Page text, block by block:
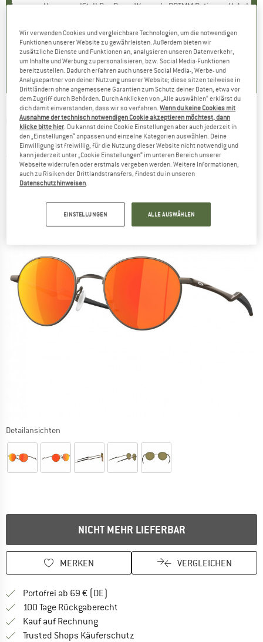
T-Shirt
)
Artikel
HarnosandSt. II Dry Bag
5,0(2)
Artikel
Women's PRTMM Patio Triangle
4,9(23)
Artikel
HeladagenSt.
OAKLEY -Terrigal Prizm Polarized S3 (VLT
17%) - Sonnenbrille
(0)
Detailansichten
NICHT MEHR LIEFERBAR
MERKEN VERGLEICHEN
Portofrei ab 69 € (DE)
100 Tage Rückgaberecht
Kauf auf RechnungFinde die Zahlungs-Infos hier! Öffnet
Trusted Shops Käuferschutz
Wir verwenden Cookies und vergleichbare Technologien, um die notwendigen
Funktionen unserer Website zu gewährleisten. Außerdem bieten wir
zusätzliche Dienste und Funktionen an, analysieren unseren Datenverkehr,
um Inhalte und Werbung zu personalisieren, bzw. Social Media-Funktionen
bereitzustellen. Dadurch erfahren auch unsere Social Media-, Werbe- und
Analysepartner von deiner Nutzung unserer Website; diese sitzen teilweise in
Drittländern ohne angemessene Garantien zum Schutz deiner Daten, etwa vor
dem Zugriff durch Behörden. Durch Anklicken von „Alle auswählen“ erklärst du
dich damit einverstanden, dass wir so verfahren.Wenn du keine Cookies mit
Ausnahme der technisch notwendigen Cookie akzeptieren möchtest, dann
klicke bitte hier . Du kannst deine Cookie Einstellungen aber auch jederzeit in
den „Einstellungen“ anpassen und einzelne Kategorien auswählen. Deine
Einwilligung ist freiwillig, für die Nutzung dieser Website nicht notwendig und
kann jederzeit unter „Cookie Einstellungen“ im unteren Bereich unserer
Webseite widerrufen oder erstmals vergeben werden. Weitere Informationen,
auch zu Risiken der Drittlandstransfers, findest du in unseren
Datenschutzhinweisen
EINSTELLUNGEN ALLE AUSWÄHLEN